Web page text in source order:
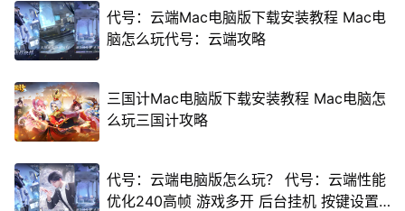
代号：云端Mac电脑版下载安装教程 Mac电
脑怎么玩代号：云端攻略
三国计Mac电脑版下载安装教程 Mac电脑怎
么玩三国计攻略
代号：云端电脑版怎么玩？ 代号：云端性能
优化240高帧 游戏多开 后台挂机 按键设置